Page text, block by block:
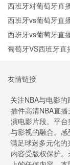
牙比赛直播在线无
西班牙对葡萄牙直
界杯西班牙对葡萄
西班牙vs葡萄牙直
班牙vs葡萄牙预测
西班牙vs葡萄牙直
班牙vs葡萄牙预测
葡萄牙VS西班牙
友情链接
关注NBA与电影
插件高清NBA直
演电影片段。平
与影视的融合。感
满足球迷多元化
内容受版权保护